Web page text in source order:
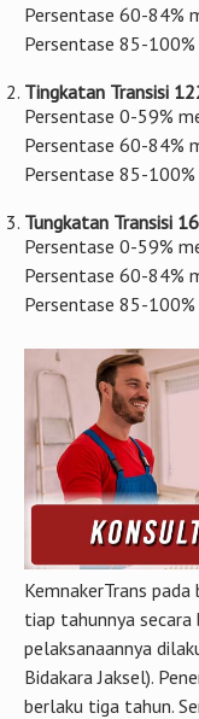
Persentase 60-84%
Persentase 85-
Tingkatan Transisi
Persentase 0-59%
Persentase 60-84%
Persentase 85-
Tungkatan Transisi
Persentase 0-59%
Persentase 60-84%
Persentase 85-
KemnakerTrans
tiap tahunnya secara
pelaksanaannya
Bidakara Jaksel).
berlaku tiga tahun.